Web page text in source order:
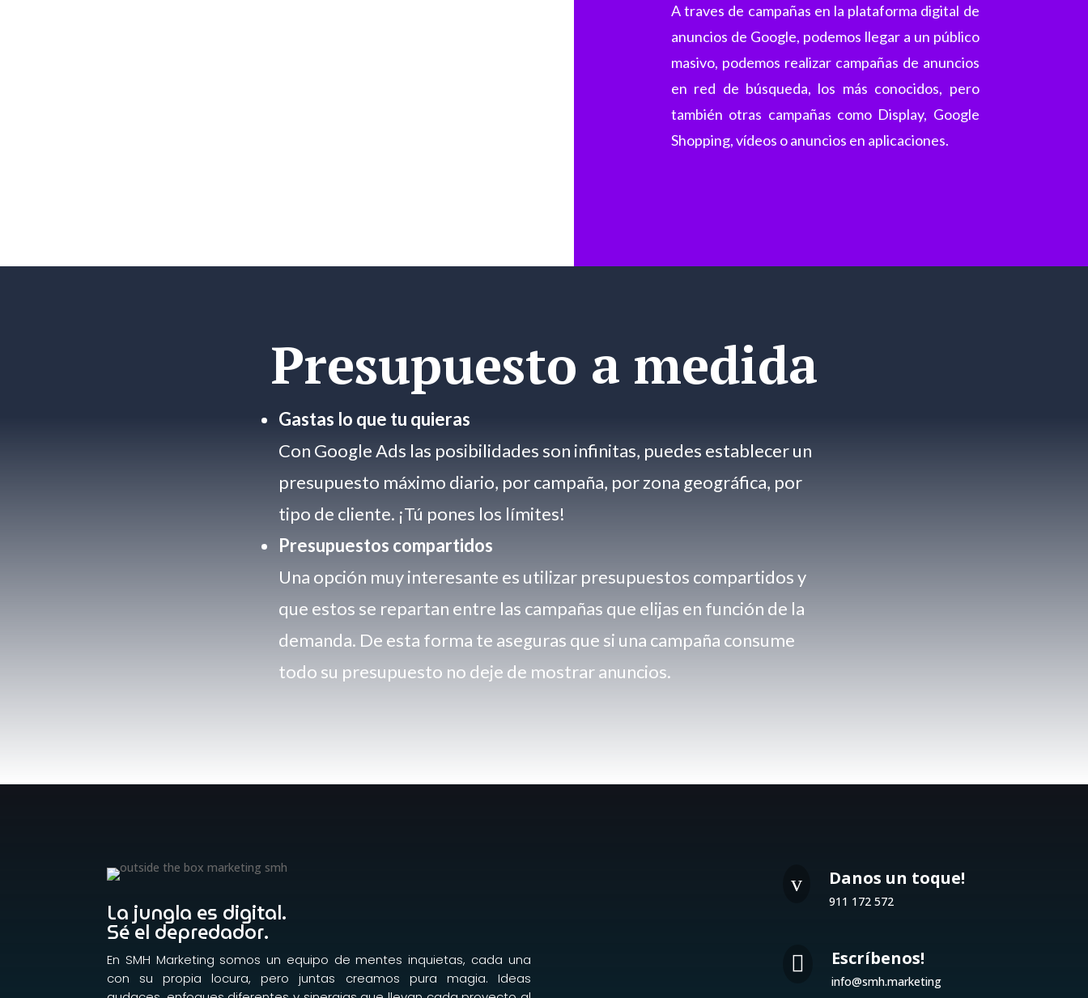
A traves de campañas en la plataforma digital de
anuncios de Google, podemos llegar a un público
masivo, podemos realizar campañas de anuncios
en red de búsqueda, los más conocidos, pero
también otras campañas como Display, Google
Shopping, vídeos o anuncios en aplicaciones.
Presupuesto a medida
Gastas lo que tu quieras
Con Google Ads las posibilidades son infinitas, puedes establecer un
presupuesto máximo diario, por campaña, por zona geográfica, por
tipo de cliente. ¡Tú pones los límites!
Presupuestos compartidos
Una opción muy interesante es utilizar presupuestos compartidos y
que estos se repartan entre las campañas que elijas en función de la
demanda. De esta forma te aseguras que si una campaña consume
todo su presupuesto no deje de mostrar anuncios.
La jungla es digital.
Sé el depredador.
En SMH Marketing somos un equipo de mentes inquietas, cada una
con su propia locura, pero juntas creamos pura magia. Ideas
v Danos un toque!
911 172 572
 Escríbenos!
info@smh.marketing